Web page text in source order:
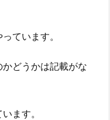
ています。
どうかは記載がな
ます。